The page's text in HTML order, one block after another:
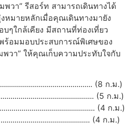
พวา” รีสอร์ท สามารถเดินทางได้
หมายหลักเมื่อคุณเดินทางมายัง
ๆใกล้เคียง มีสถานที่ท่องเที่ยว
ร้อมมอบประสบการณ์พิเศษของ
วา” ให้คุณเก็บความประทับใจกับ
(8 ก.ม.)
(5 ก.ม.)
(4 ก.ม.)
(4 ก.ม.)